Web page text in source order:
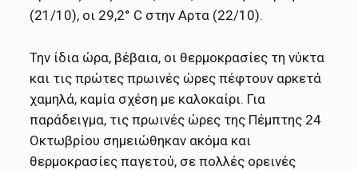
(21/10), οι 29,2° C στην Αρτα (22/10).
Την ίδια ώρα, βέβαια, οι θερμοκρασίες τη νύκτα
και τις πρώτες πρωινές ώρες πέφτουν αρκετά
χαμηλά, καμία σχέση με καλοκαίρι. Για
παράδειγμα, τις πρωινές ώρες της Πέμπτης 24
Οκτωβρίου σημειώθηκαν ακόμα και
θερμοκρασίες παγετού, σε πολλές ορεινές